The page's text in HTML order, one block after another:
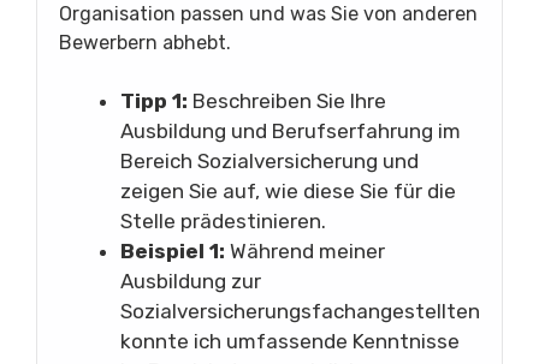
Organisation passen und was Sie von anderen
Bewerbern abhebt.
Tipp 1: Beschreiben Sie Ihre
Ausbildung und Berufserfahrung im
Bereich Sozialversicherung und
zeigen Sie auf, wie diese Sie für die
Stelle prädestinieren.
Beispiel 1: Während meiner
Ausbildung zur
Sozialversicherungsfachangestellten
konnte ich umfassende Kenntnisse